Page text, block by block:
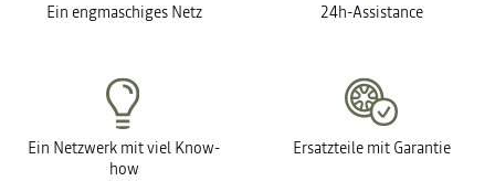
Ein engmaschiges Netz 24h-Assistance
Ein Netzwerk mit viel Know-
how
Ersatzteile mit Garantie